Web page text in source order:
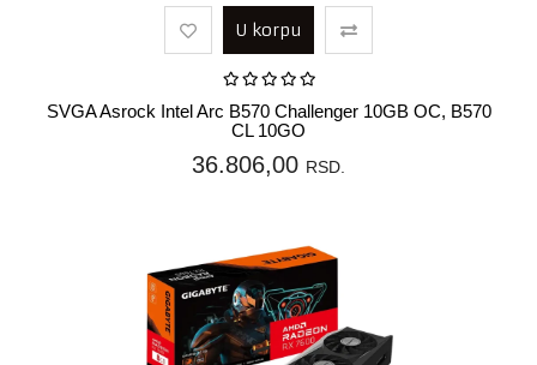
U korpu
SVGA Asrock Intel Arc B570 Challenger 10GB OC, B570
CL 10GO
36.806,00 RSD.